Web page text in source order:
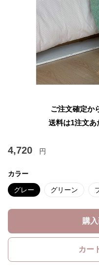
ご注文確定か
送料は1注文あ
4,720 円
カラー
グレー グリーン
購
カー